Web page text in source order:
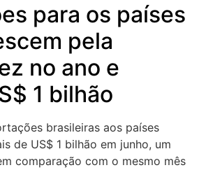
para os países
pela
no ano e
1 bilhão
brasileiras aos países
de US$ 1 bilhão em junho, um
comparação com o mesmo mês